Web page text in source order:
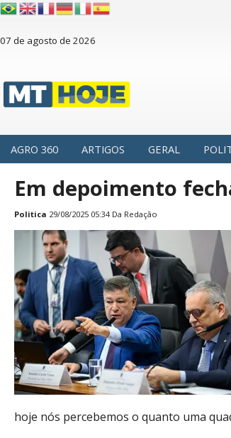
07 de agosto de 2026
AGRO 360 ARTIGOS GERAL
Em depoimento
Politica 29/08/2025 05:34 Da Redação
hoje nós percebemos o quanto uma